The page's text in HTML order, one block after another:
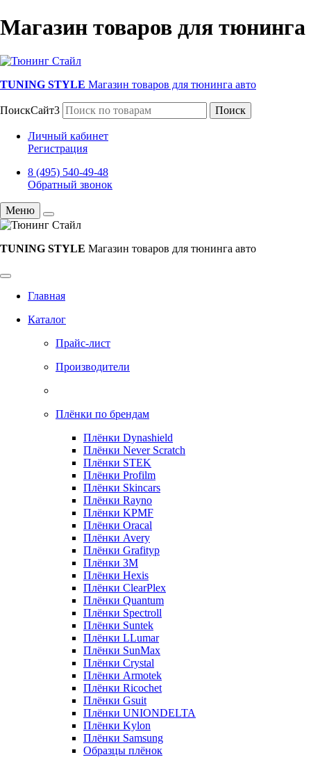
Магазин товаров для тюнинга
TUNING STYLE Магазин товаров для тюнинга авто
ПоискСайт3 Поиск
Личный кабинет
Регистрация
8 (495) 540-49-48
Обратный звонок
Меню
TUNING STYLE Магазин товаров для тюнинга авто
Главная
Каталог
Прайс-лист
Производители
Плёнки по брендам
Плёнки Dynashield
Плёнки Never Scratch
Плёнки STEK
Плёнки Profilm
Плёнки Skincars
Плёнки Rayno
Плёнки KPMF
Плёнки Oracal
Плёнки Avery
Плёнки Grafityp
Плёнки 3M
Плёнки Hexis
Плёнки ClearPlex
Плёнки Quantum
Плёнки Spectroll
Плёнки Suntek
Плёнки LLumar
Плёнки SunMax
Плёнки Crystal
Плёнки Armotek
Плёнки Ricochet
Плёнки Gsuit
Плёнки UNIONDELTA
Плёнки Kylon
Плёнки Samsung
Образцы плёнок